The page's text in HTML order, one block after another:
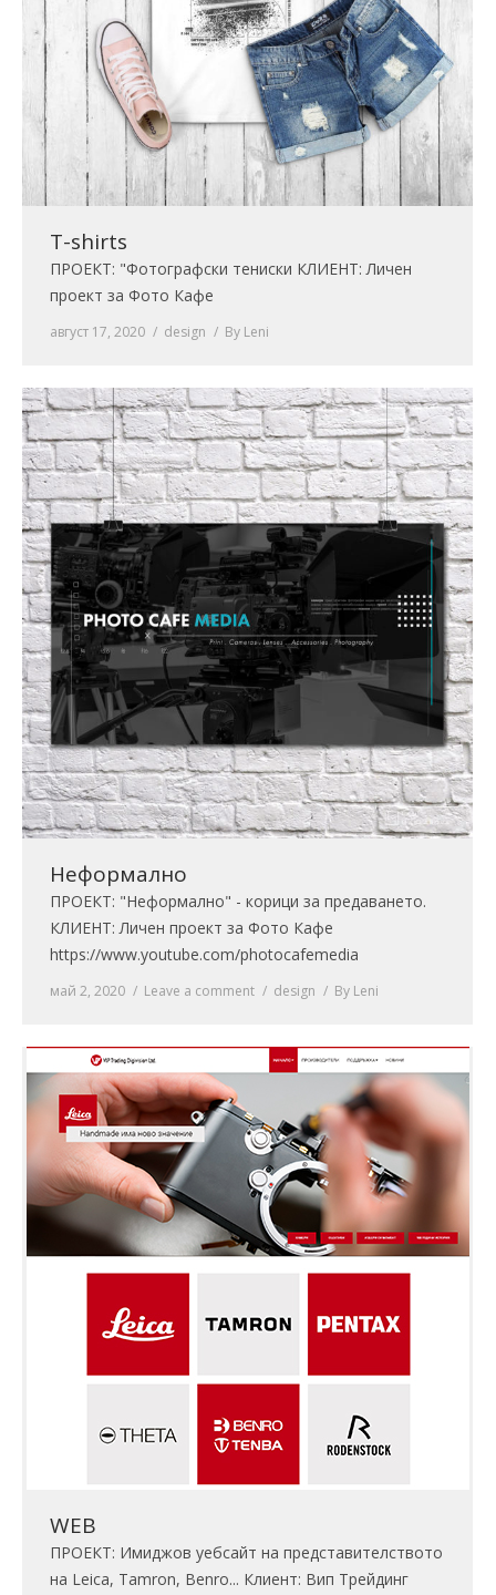
T-shirts
ПРОЕКТ: "Фотографски тениски КЛИЕНТ: Личен
проект за Фото Кафе
август 17, 2020 design By Leni
Неформално
ПРОЕКТ: "Неформално" - корици за предаването.
КЛИЕНТ: Личен проект за Фото Кафе
https://www.youtube.com/photocafemedia
май 2, 2020 Leave a comment design By Leni
WEB
ПРОЕКТ: Имиджов уебсайт на представителството
на Leica, Tamron, Benro... Клиент: Вип Трейдинг